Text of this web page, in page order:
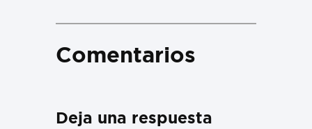
Comentarios
Deja una respuesta